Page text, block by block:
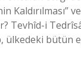
Tevhîd-i
ülkedeki bütün